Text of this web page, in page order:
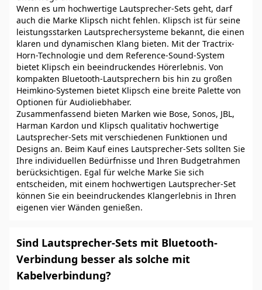
Wenn es um hochwertige Lautsprecher-Sets geht, darf
auch die Marke Klipsch nicht fehlen. Klipsch ist für seine
leistungsstarken Lautsprechersysteme bekannt, die einen
klaren und dynamischen Klang bieten. Mit der Tractrix-
Horn-Technologie und dem Reference-Sound-System
bietet Klipsch ein beeindruckendes Hörerlebnis. Von
kompakten Bluetooth-Lautsprechern bis hin zu großen
Heimkino-Systemen bietet Klipsch eine breite Palette von
Optionen für Audioliebhaber.
Zusammenfassend bieten Marken wie Bose, Sonos, JBL,
Harman Kardon und Klipsch qualitativ hochwertige
Lautsprecher-Sets mit verschiedenen Funktionen und
Designs an. Beim Kauf eines Lautsprecher-Sets sollten Sie
Ihre individuellen Bedürfnisse und Ihren Budgetrahmen
berücksichtigen. Egal für welche Marke Sie sich
entscheiden, mit einem hochwertigen Lautsprecher-Set
können Sie ein beeindruckendes Klangerlebnis in Ihren
eigenen vier Wänden genießen.
Sind Lautsprecher-Sets mit Bluetooth-
Verbindung besser als solche mit
Kabelverbindung?